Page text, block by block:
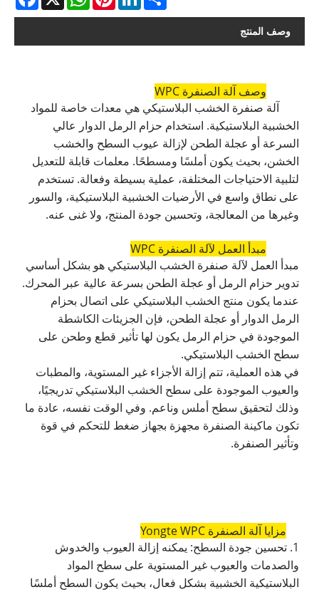
وصف المنتج
وصف آلة الصنفرة WPC
آلة صنفرة الخشب البلاستيكي هي معدات خاصة للمواد
الخشبية البلاستيكية. استخدام حزام الرمل الدوار عالي
السرعة أو عجلة الطحن لإزالة عيوب السطح والخشب
الخشن، بحيث يكون أملسًا ومسطحًا. معلمات قابلة للتعديل
لتلبية الاحتياجات المختلفة، عملية بسيطة وفعالة. تستخدم
على نطاق واسع في الأرضيات الخشبية البلاستيكية، والسور
وغيرها من المعالجة، وتحسين جودة المنتج، ولا غنى عنه.
مبدأ العمل لآلة الصنفرة WPC
مبدأ العمل لآلة صنفرة الخشب البلاستيكي هو بشكل أساسي
تدوير حزام الرمل أو عجلة الطحن بسرعة عالية عبر المحرك.
عندما يكون منتج الخشب البلاستيكي على اتصال بحزام
الرمل الدوار أو عجلة الطحن، فإن الجزيئات الكاشطة
الموجودة في حزام الرمل يكون لها تأثير قطع وطحن على
سطح الخشب البلاستيكي.
في هذه العملية، تتم إزالة الأجزاء غير المستوية، والمطبات
والعيوب الموجودة على سطح الخشب البلاستيكي تدريجيًا،
وذلك لتحقيق سطح أملس وناعم. وفي الوقت نفسه، عادة ما
تكون ماكينة الصنفرة مجهزة بجهاز ضغط للتحكم في قوة
وتأثير الصنفرة.
مزايا آلة الصنفرة Yongte WPC
1. تحسين جودة السطح: يمكنه إزالة العيوب والخدوش
والصدمات والعيوب غير المستوية على سطح المواد
البلاستيكية الخشبية بشكل فعال، بحيث يكون السطح أملسًا